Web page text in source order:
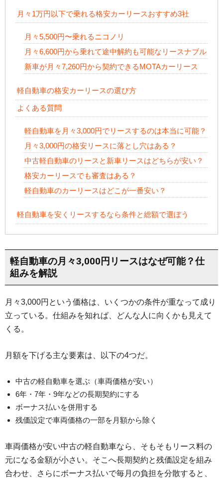
月々1万円以下で乗れる格安カーリースおすすめ3社
月々5,500円〜乗れるニコノリ
月々6,600円から乗れて途中解約も可能なリースナブル
新車が月々7,260円から契約できるMOTAカーリース
軽自動車の格安カーリースの選び方
よくある質問
軽自動車を月々3,000円でリースするのは本当に可能？
月々3,000円の格安リースに落とし穴はある？
中古軽自動車のリースと新車リースはどちらが安い？
格安カーリースでも審査はある？
軽自動車のカーリースはどこが一番安い？
軽自動車を安くリースするなら条件と総額で選ぼう
軽自動車の月々3,000円リースはなぜ可能？仕
組みを解説
月々3,000円という価格は、いくつかの条件が重なって成り
立っている。仕組みを知れば、どんな人に向くかも見えて
くる。
月額を下げる主な要素は、以下の4つだ。
中古の軽自動車を選ぶ（車両価格が安い）
6年・7年・9年などの長期契約にする
ボーナス払いを併用する
残価設定で車両価格の一部を月額から除く
車両価格が安い中古の軽自動車なら、そもそもリース料の
元になる金額が小さい。そこへ長期契約と残価設定を組み
合わせ、さらにボーナス払いで毎月の負担を分散すると、